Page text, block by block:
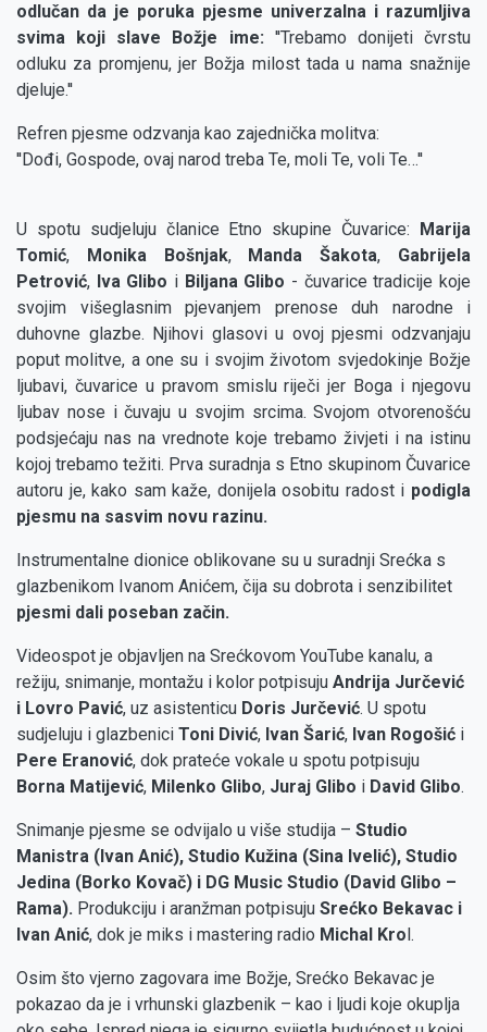
odlučan da je poruka pjesme univerzalna i razumljiva
svima koji slave Božje ime: ''Trebamo donijeti čvrstu
odluku za promjenu, jer Božja milost tada u nama snažnije
djeluje.''
Refren pjesme odzvanja kao zajednička molitva:
''Dođi, Gospode, ovaj narod treba Te, moli Te, voli Te…''
U spotu sudjeluju članice Etno skupine Čuvarice: Marija
Tomić, Monika Bošnjak, Manda Šakota, Gabrijela
Petrović, Iva Glibo i Biljana Glibo - čuvarice tradicije koje
svojim višeglasnim pjevanjem prenose duh narodne i
duhovne glazbe. Njihovi glasovi u ovoj pjesmi odzvanjaju
poput molitve, a one su i svojim životom svjedokinje Božje
ljubavi, čuvarice u pravom smislu riječi jer Boga i njegovu
ljubav nose i čuvaju u svojim srcima. Svojom otvorenošću
podsjećaju nas na vrednote koje trebamo živjeti i na istinu
kojoj trebamo težiti. Prva suradnja s Etno skupinom Čuvarice
autoru je, kako sam kaže, donijela osobitu radost i podigla
pjesmu na sasvim novu razinu.
Instrumentalne dionice oblikovane su u suradnji Srećka s
glazbenikom Ivanom Anićem, čija su dobrota i senzibilitet
pjesmi dali poseban začin.
Videospot je objavljen na Srećkovom YouTube kanalu, a
režiju, snimanje, montažu i kolor potpisuju Andrija Jurčević
i Lovro Pavić, uz asistenticu Doris Jurčević. U spotu
sudjeluju i glazbenici Toni Divić, Ivan Šarić, Ivan Rogošić i
Pere Eranović, dok prateće vokale u spotu potpisuju
Borna Matijević, Milenko Glibo, Juraj Glibo i David Glibo.
Snimanje pjesme se odvijalo u više studija – Studio
Manistra (Ivan Anić), Studio Kužina (Sina Ivelić), Studio
Jedina (Borko Kovač) i DG Music Studio (David Glibo –
Rama). Produkciju i aranžman potpisuju Srećko Bekavac i
Ivan Anić, dok je miks i mastering radio Michal Krol.
Osim što vjerno zagovara ime Božje, Srećko Bekavac je
pokazao da je i vrhunski glazbenik – kao i ljudi koje okuplja